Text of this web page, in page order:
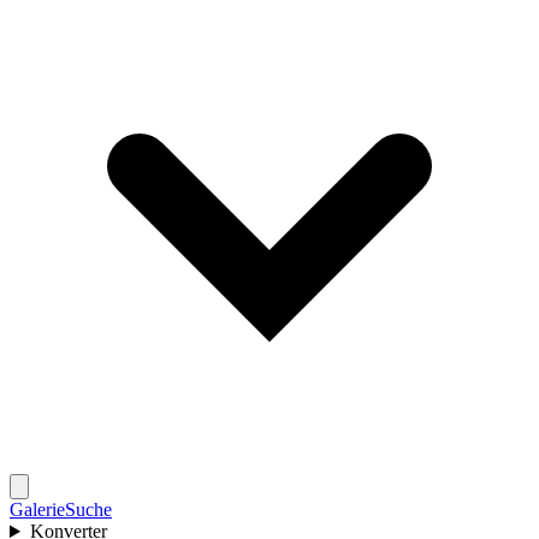
GalerieSuche
Konverter